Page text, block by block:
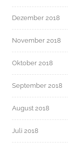
Dezember 2018
November 2018
Oktober 2018
September 2018
August 2018
Juli 2018